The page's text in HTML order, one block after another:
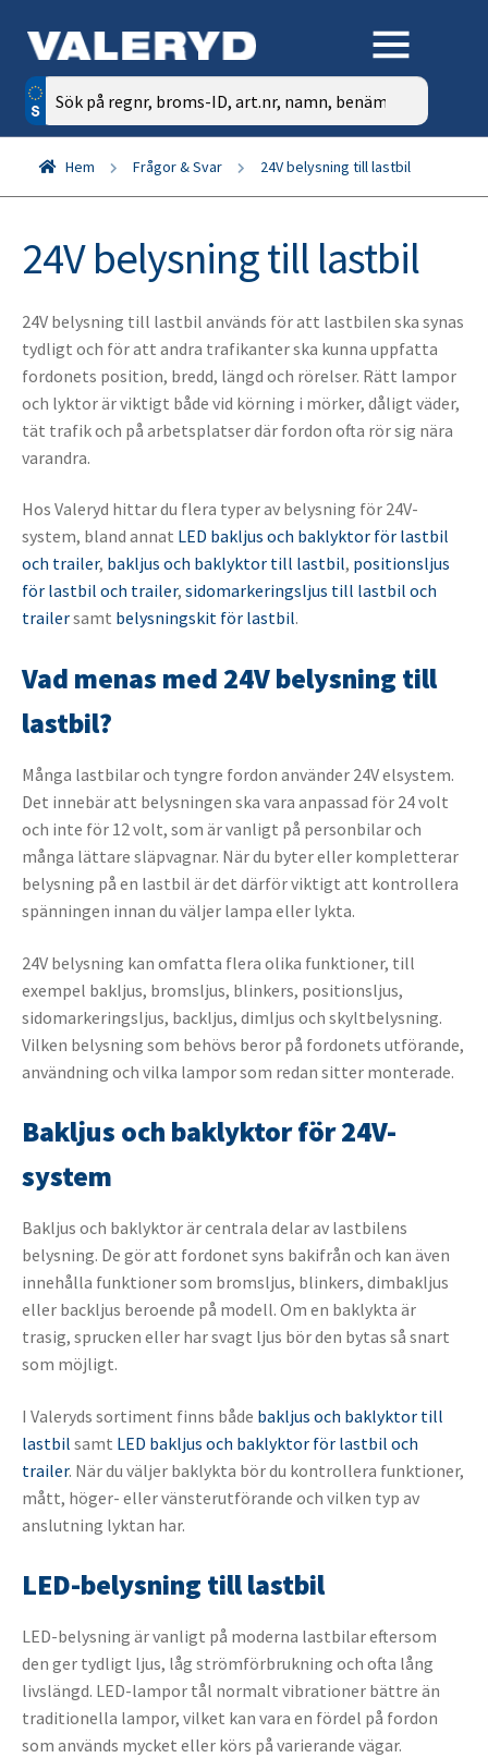
Sök
efter:
Hem Frågor & Svar 24V belysning till lastbil
24V belysning till lastbil
24V belysning till lastbil används för att lastbilen ska synas
tydligt och för att andra trafikanter ska kunna uppfatta
fordonets position, bredd, längd och rörelser. Rätt lampor
och lyktor är viktigt både vid körning i mörker, dåligt väder,
tät trafik och på arbetsplatser där fordon ofta rör sig nära
varandra.
Hos Valeryd hittar du flera typer av belysning för 24V-
system, bland annat LED bakljus och baklyktor för lastbil
och trailer, bakljus och baklyktor till lastbil, positionsljus
för lastbil och trailer, sidomarkeringsljus till lastbil och
trailersamt belysningskit för lastbil.
Vad menas med 24V belysning till
lastbil?
Många lastbilar och tyngre fordon använder 24V elsystem.
Det innebär att belysningen ska vara anpassad för 24 volt
och inte för 12 volt, som är vanligt på personbilar och
många lättare släpvagnar. När du byter eller kompletterar
belysning på en lastbil är det därför viktigt att kontrollera
spänningen innan du väljer lampa eller lykta.
24V belysning kan omfatta flera olika funktioner, till
exempel bakljus, bromsljus, blinkers, positionsljus,
sidomarkeringsljus, backljus, dimljus och skyltbelysning.
Vilken belysning som behövs beror på fordonets utförande,
användning och vilka lampor som redan sitter monterade.
Bakljus och baklyktor för 24V-
system
Bakljus och baklyktor är centrala delar av lastbilens
belysning. De gör att fordonet syns bakifrån och kan även
innehålla funktioner som bromsljus, blinkers, dimbakljus
eller backljus beroende på modell. Om en baklykta är
trasig, sprucken eller har svagt ljus bör den bytas så snart
som möjligt.
I Valeryds sortiment finns både bakljus och baklyktor till
lastbil samt LED bakljus och baklyktor för lastbil och
trailer. När du väljer baklykta bör du kontrollera funktioner,
mått, höger- eller vänsterutförande och vilken typ av
anslutning lyktan har.
LED-belysning till lastbil
LED-belysning är vanligt på moderna lastbilar eftersom
den ger tydligt ljus, låg strömförbrukning och ofta lång
livslängd. LED-lampor tål normalt vibrationer bättre än
traditionella lampor, vilket kan vara en fördel på fordon
som används mycket eller körs på varierande vägar.